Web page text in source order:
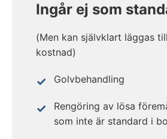
Ingår ej som
(Men kan självklart läggas
kostnad)
Golvbehandling
Rengöring av lösa
som inte är standard i